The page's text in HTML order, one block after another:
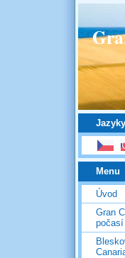
Jazyky
Menu
Úvod
Gran